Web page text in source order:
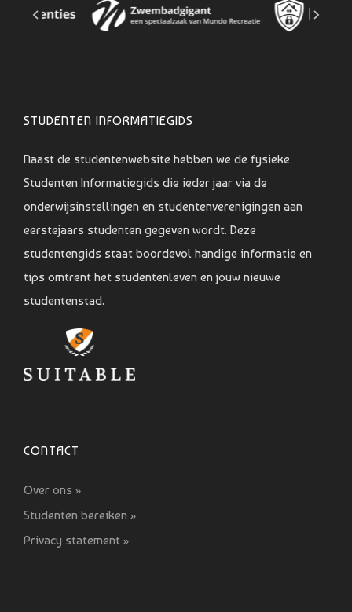
STUDENTEN INFORMATIEGIDS
Naast de studentenwebsite hebben we de fysieke
Studenten Informatiegids die ieder jaar via de
onderwijsinstellingen en studentenverenigingen aan
eerstejaars studenten gegeven wordt. Deze
studentengids staat boordevol handige informatie en
tips omtrent het studentenleven en jouw nieuwe
studentenstad.
CONTACT
Over ons »
Studenten bereiken »
Privacy statement »